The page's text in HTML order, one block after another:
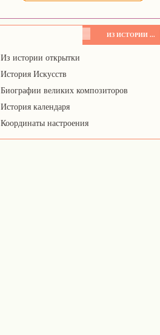
ИЗ ИСТОРИИ ...
Из истории открытки
История Искусств
Биографии великих композиторов
История календаря
Координаты настроения